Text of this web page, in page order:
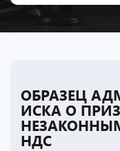
ОБРАЗЕЦ
ИСКА О
НДС